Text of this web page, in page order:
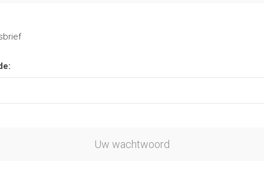
Uw wachtwoord